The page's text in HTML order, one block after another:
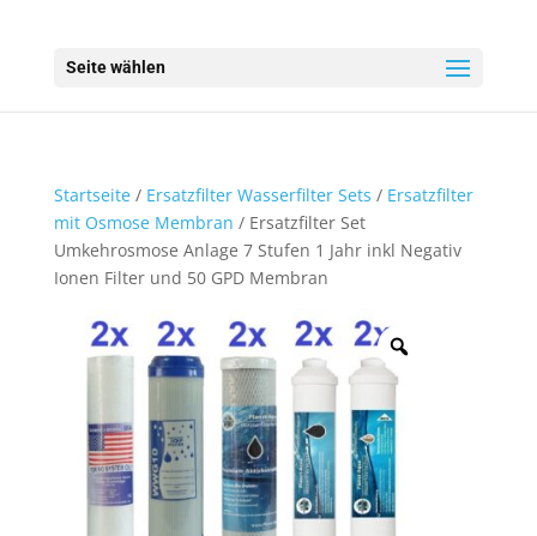
Seite wählen
Startseite/ Ersatzfilter Wasserfilter Sets / Ersatzfilter
mit Osmose Membran / Ersatzfilter Set
Umkehrosmose Anlage 7 Stufen 1 Jahr inkl Negativ
Ionen Filter und 50 GPD Membran